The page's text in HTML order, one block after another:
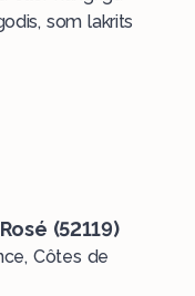
som lakrits
(52119)
Côtes de